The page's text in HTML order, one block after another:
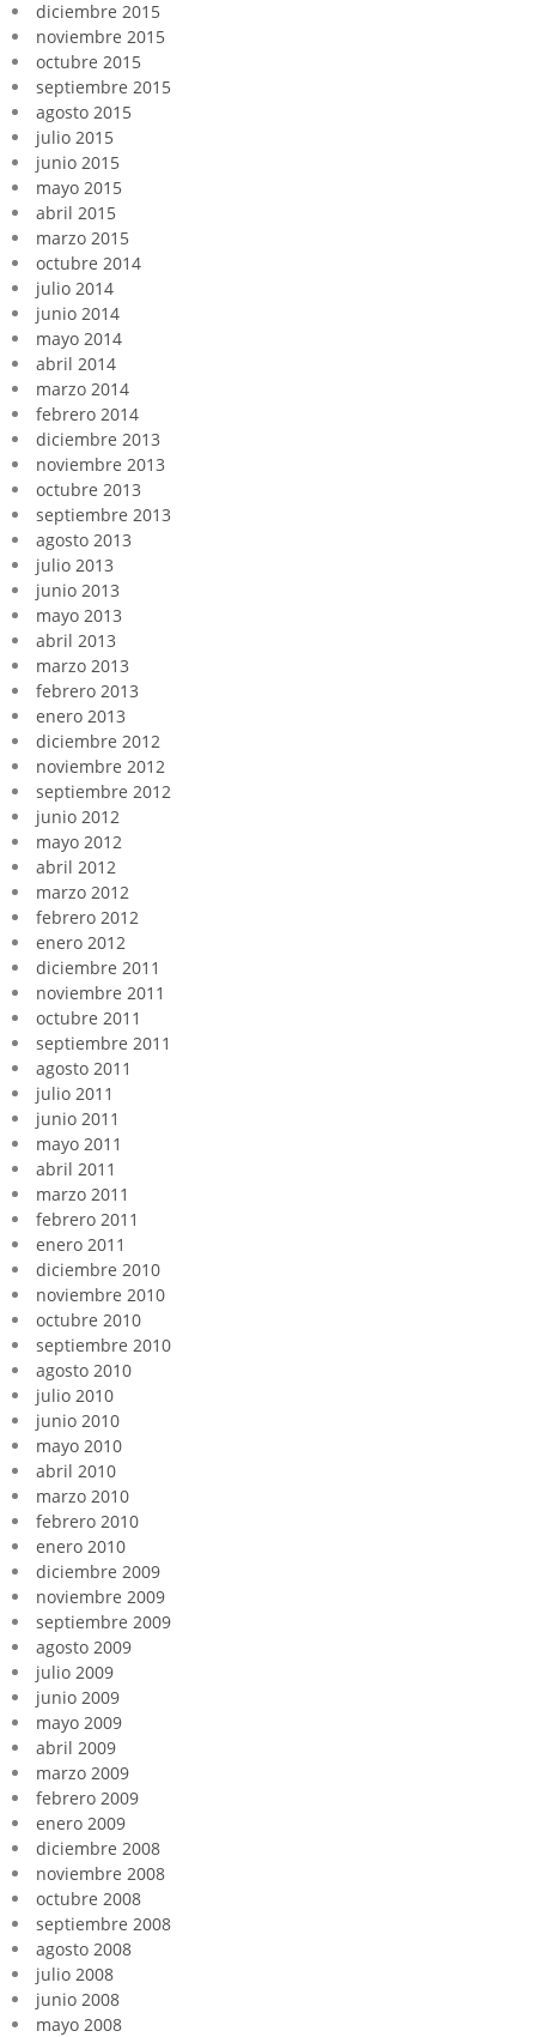
diciembre 2015
noviembre 2015
octubre 2015
septiembre 2015
agosto 2015
julio 2015
junio 2015
mayo 2015
abril 2015
marzo 2015
octubre 2014
julio 2014
junio 2014
mayo 2014
abril 2014
marzo 2014
febrero 2014
diciembre 2013
noviembre 2013
octubre 2013
septiembre 2013
agosto 2013
julio 2013
junio 2013
mayo 2013
abril 2013
marzo 2013
febrero 2013
enero 2013
diciembre 2012
noviembre 2012
septiembre 2012
junio 2012
mayo 2012
abril 2012
marzo 2012
febrero 2012
enero 2012
diciembre 2011
noviembre 2011
octubre 2011
septiembre 2011
agosto 2011
julio 2011
junio 2011
mayo 2011
abril 2011
marzo 2011
febrero 2011
enero 2011
diciembre 2010
noviembre 2010
octubre 2010
septiembre 2010
agosto 2010
julio 2010
junio 2010
mayo 2010
abril 2010
marzo 2010
febrero 2010
enero 2010
diciembre 2009
noviembre 2009
septiembre 2009
agosto 2009
julio 2009
junio 2009
mayo 2009
abril 2009
marzo 2009
febrero 2009
enero 2009
diciembre 2008
noviembre 2008
octubre 2008
septiembre 2008
agosto 2008
julio 2008
junio 2008
mayo 2008